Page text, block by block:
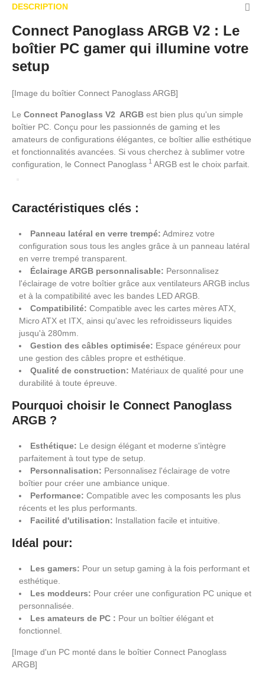
DESCRIPTION
Connect Panoglass ARGB V2 : Le
boîtier PC gamer qui illumine votre
setup
[Image du boîtier Connect Panoglass ARGB]
Le Connect Panoglass V2 ARGB est bien plus qu'un simple
boîtier PC. Conçu pour les passionnés de gaming et les
amateurs de configurations élégantes, ce boîtier allie esthétique
et fonctionnalités avancées. Si vous cherchez à sublimer votre
configuration, le Connect Panoglass 1 ARGB est le choix parfait.
Caractéristiques clés :
Panneau latéral en verre trempé: Admirez votre
configuration sous tous les angles grâce à un panneau latéral
en verre trempé transparent.
Éclairage ARGB personnalisable: Personnalisez
l'éclairage de votre boîtier grâce aux ventilateurs ARGB inclus
et à la compatibilité avec les bandes LED ARGB.
Compatibilité: Compatible avec les cartes mères ATX,
Micro ATX et ITX, ainsi qu'avec les refroidisseurs liquides
jusqu'à 280mm.
Gestion des câbles optimisée: Espace généreux pour
une gestion des câbles propre et esthétique.
Qualité de construction: Matériaux de qualité pour une
durabilité à toute épreuve.
Pourquoi choisir le Connect Panoglass
ARGB ?
Esthétique: Le design élégant et moderne s'intègre
parfaitement à tout type de setup.
Personnalisation: Personnalisez l'éclairage de votre
boîtier pour créer une ambiance unique.
Performance: Compatible avec les composants les plus
récents et les plus performants.
Facilité d'utilisation: Installation facile et intuitive.
Idéal pour:
Les gamers: Pour un setup gaming à la fois performant et
esthétique.
Les moddeurs: Pour créer une configuration PC unique et
personnalisée.
Les amateurs de PC : Pour un boîtier élégant et
fonctionnel.
[Image d'un PC monté dans le boîtier Connect Panoglass
ARGB]